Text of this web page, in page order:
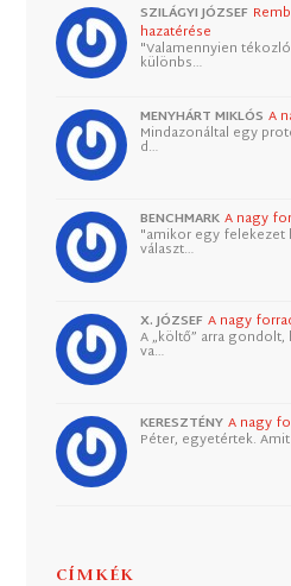
SZILÁGYI JÓZSEF
hazatérése
"Valamennyien
különbs…
MENYHÁRT MIKLÓS A
Mindazonáltal egy
d…
BENCHMARK A nagy
"amikor egy felekezet
választ…
X. JÓZSEF A nagy
A „költő” arra
va…
KERESZTÉNY A nagy
Péter, egyetértek.
CÍMKÉK